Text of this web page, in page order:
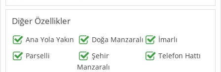
Diğer Özellikler
Ana Yola Yakın Doğa Manzaralı
İmarlı
Parselli
Şehir
Manzaralı
Telefon Hattı